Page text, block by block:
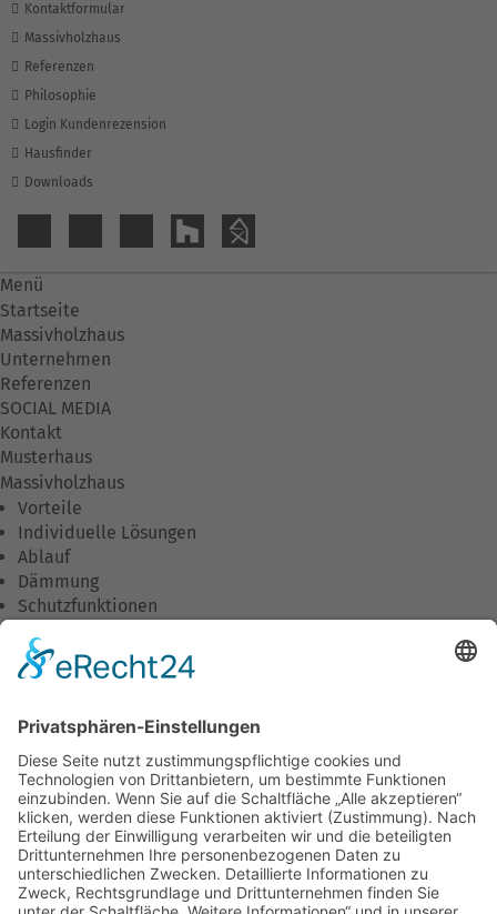
Kontaktformular
Massivholzhaus
Referenzen
Philosophie
Login Kundenrezension
Hausfinder
Downloads
Menü
Startseite
Massivholzhaus
Unternehmen
Referenzen
SOCIAL MEDIA
Kontakt
Musterhaus
Massivholzhaus
Vorteile
Individuelle Lösungen
Ablauf
Dämmung
Schutzfunktionen
Umweltschutz
Wohnkomfort
Unsere Philosophie
Was wir tun
Unser Team
Stellenangebote
Ausbildung/Praktika
Aktuelles